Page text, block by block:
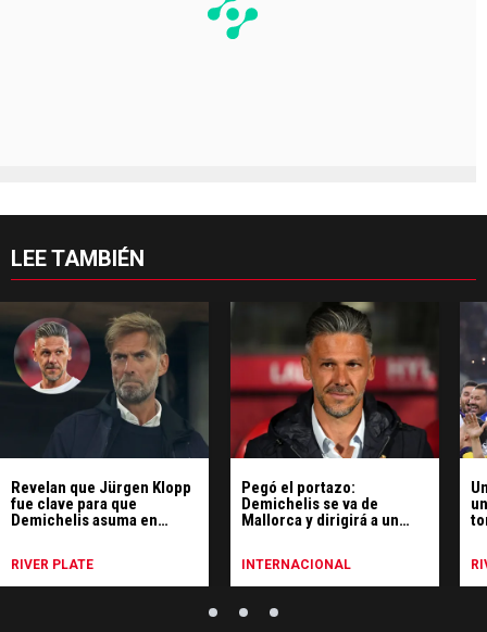
LEE TAMBIÉN
Revelan que Jürgen Klopp
fue clave para que
Demichelis asuma en
RIVER PLATE
Pegó el portazo:
Demichelis se va de
Mallorca y dirigirá a un
INTERNACIONAL